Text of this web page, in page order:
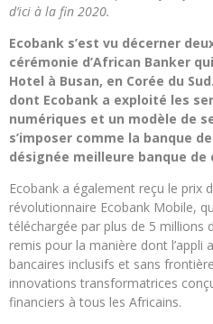
d’ici à la fin 2020.
Ecobank s’est vu décerner
cérémonie d’African Banker
Hotel à Busan, en Corée du
dont Ecobank a exploité les
numériques et un modèle de
s’imposer comme la banque
désignée meilleure banque de
Ecobank a également reçu le prix
révolutionnaire Ecobank Mobile,
téléchargée par plus de 5 millions
remis pour la manière dont l’appli
bancaires inclusifs et sans
innovations transformatrices
financiers à tous les Africains.